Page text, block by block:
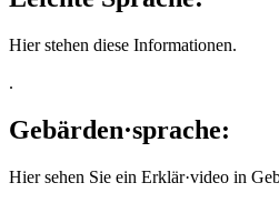
Hier stehen diese Informationen.
.
Gebärden·sprache:
Hier sehen Sie ein Erklär·video in